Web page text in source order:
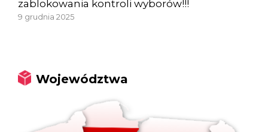
zablokowania kontroli wyborów!!!
9 grudnia 2025
Województwa